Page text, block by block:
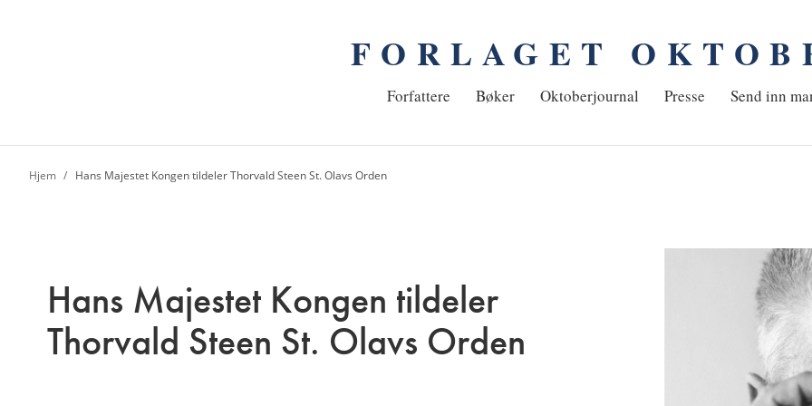
FORLAGET
Hjem
Forfattere Bøker Oktoberjournal Presse Send inn
Hjem Hans Majestet Kongen tildeler Thorvald Steen St. Olavs Orden
Hans Majestet Kongen tildeler
Thorvald Steen St. Olavs Orden